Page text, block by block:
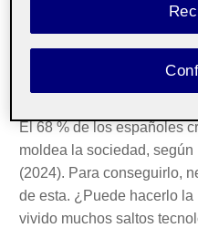
»
a la república
mente de gran parte de la
El 68 % de los españoles
moldea la sociedad,
(2024). Para conseguirlo,
de esta. ¿Puede hacerlo
vivido muchos saltos